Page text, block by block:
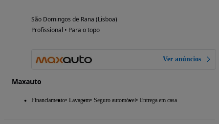
São Domingos de Rana (Lisboa)
Profissional • Para o topo
Ver anúncios
Maxauto
Financiamento Lavagem Seguro automóvel Entrega em casa